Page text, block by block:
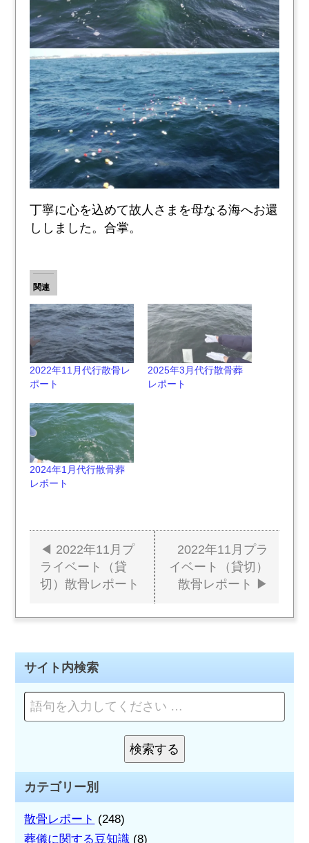
丁寧に心を込めて故人さまを母なる海へお還
ししました。合掌。
関連
2022年11月代行散骨レ
ポート
2025年3月代行散骨葬
レポート
2024年1月代行散骨葬
レポート
投
稿
ナ
ゲ
ー
ン
2022年11月プ
ライベート（貸
切）散骨レポート
2022年11月プラ
イベート（貸切）
散骨レポート
サイト内検索
ペ
ー
索:
検索する
検
カテゴリー別
散骨レポート (248)
葬儀に関する豆知識 (8)